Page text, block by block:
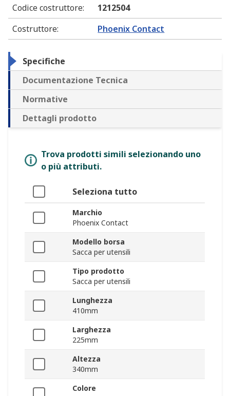
Codice costruttore:
1212504
Costruttore: Phoenix Contact
Specifiche
Documentazione Tecnica
Normative
Dettagli prodotto
Trova prodotti simili selezionando uno
o più attributi.
Seleziona tutto
Marchio
Phoenix Contact
Modello borsa
Sacca per utensili
Tipo prodotto
Sacca per utensili
Lunghezza
410mm
Larghezza
225mm
Altezza
340mm
Colore